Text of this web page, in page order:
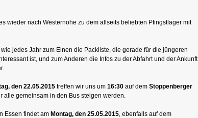
wieder nach Westernohe zu dem allseits beliebten Pfingstlager mit
wie jedes Jahr zum Einen die Packliste, die gerade für die jüngeren
ist, und zum Anderen die Infos zu der Abfahrt und der Ankunft
den 22.05.2015 treffen wir uns um 16:30 auf dem Stoppenberger
alle gemeinsam in den Bus steigen werden.
Essen findet am Montag, den 25.05.2015, ebenfalls auf dem